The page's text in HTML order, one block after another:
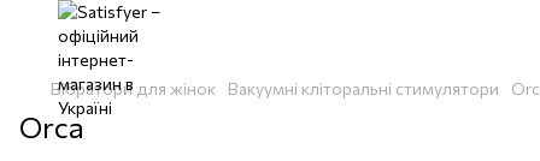
Вібратори для жінок Вакуумні кліторальні стимулятори
Orca